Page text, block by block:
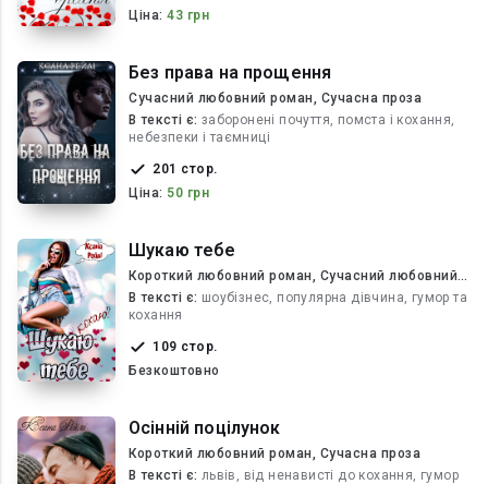
Ціна: 43 грн
Без права на прощення
Сучасний любовний роман, Сучасна проза
В текcті є: заборонені почуття, помста і кохання,
небезпеки і таємниці
201 стор.
Ціна: 50 грн
Шукаю тебе
Короткий любовний роман, Сучасний любовний
роман
В текcті є: шоубізнес, популярна дівчина, гумор та
кохання
109 стор.
Безкоштовно
Осінній поцілунок
Короткий любовний роман, Сучасна проза
В текcті є: львів, від ненависті до кохання, гумор